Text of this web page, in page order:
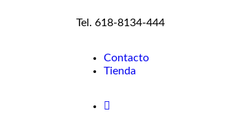
Tel. 618-8134-444
Contacto
Tienda